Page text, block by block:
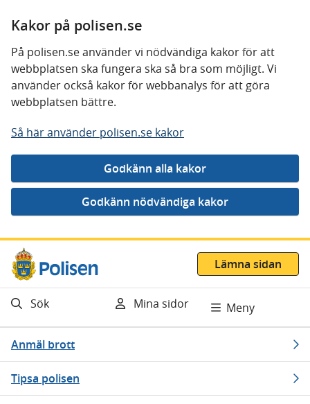
Kakor på polisen.se
På polisen.se använder vi nödvändiga kakor för att
webbplatsen ska fungera ska så bra som möjligt. Vi
använder också kakor för webbanalys för att göra
webbplatsen bättre.
Så här använder polisen.se kakor
Gå direkt till innehåll
Lämna sidan
Sök Mina sidor Meny
Anmäl brott
Tipsa polisen